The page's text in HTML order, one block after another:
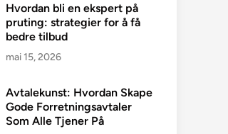
Hvordan bli en ekspert på
pruting: strategier for å få
bedre tilbud
mai 15, 2026
Avtalekunst: Hvordan Skape
Gode Forretningsavtaler
Som Alle Tjener På